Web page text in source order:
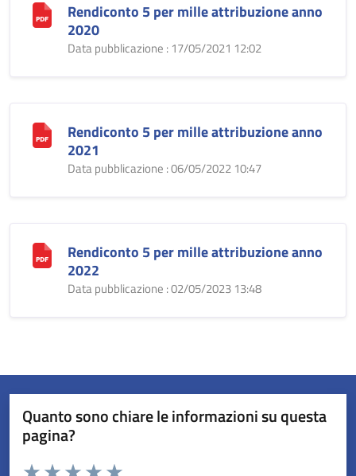
Rendiconto 5 per mille attribuzione anno
2020
Data pubblicazione : 17/05/2021 12:02
Rendiconto 5 per mille attribuzione anno
2021
Data pubblicazione : 06/05/2022 10:47
Rendiconto 5 per mille attribuzione anno
2022
Data pubblicazione : 02/05/2023 13:48
Quanto sono chiare le informazioni su questa
pagina?
Valuta da 1 a 5 stelle la pagina